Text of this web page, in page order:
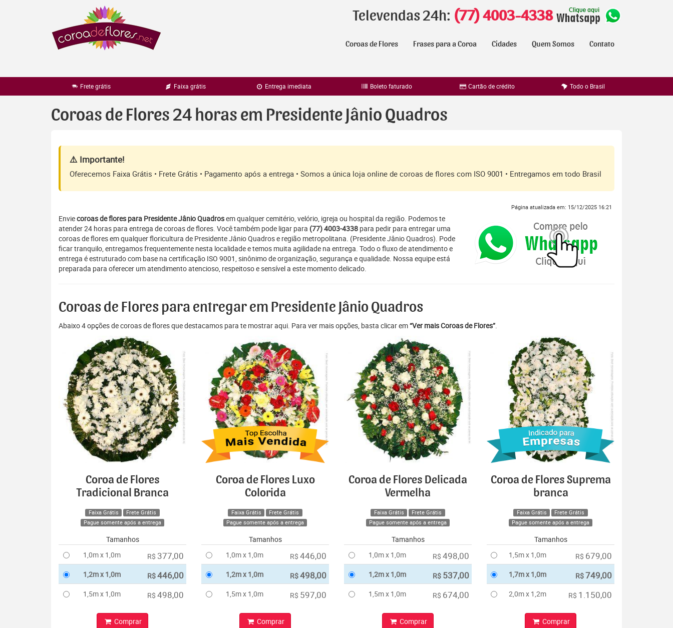
Televendas 24h: (77) 4003-4338
Coroas de Flores Frases para a Coroa Cidades Quem Somos Contato
Frete grátis Faixa grátis Entrega imediata Boleto faturado Cartão de crédito Todo o Brasil
Coroas de Flores 24 horas em Presidente Jânio Quadros
⚠️ Importante!
Oferecemos Faixa Grátis • Frete Grátis • Pagamento após a entrega • Somos a única loja online de coroas de flores com ISO 9001 • Entregamos em todo Brasil
Página atualizada em: 15/12/2025 16:21
Enviecoroas de flores para Presidente Jânio Quadrosem qualquer cemitério, velório, igreja ou hospital da região. Podemos te
atender 24 horas para entrega de coroas de flores. Você também pode ligar para (77) 4003-4338 para pedir para entregar uma
coroas de flores em qualquer floricultura de Presidente Jânio Quadros e região metropolitana. (Presidente Jânio Quadros). Pode
ficar tranquilo, entregamos frequentemente nesta localidade e temos muita agilidade na entrega. Todo o fluxo de atendimento e
entrega é estruturado com base na certificação ISO 9001, sinônimo de organização, segurança e qualidade. Nossa equipe está
preparada para oferecer um atendimento atencioso, respeitoso e sensível a este momento delicado.
Coroas de Flores para entregar em Presidente Jânio Quadros
Abaixo 4 opções de coroas de flores que destacamos para te mostrar aqui. Para ver mais opções, basta clicar em“Ver mais Coroas de Flores”.
Coroa de Flores
Tradicional Branca
Faixa Grátis
Frete Grátis
Pague somente após a entrega
Tamanhos
1,0m x 1,0m
R$ 377,00
1,2m x 1,0m R$446,00
1,5m x 1,0m R$ 498,00
Comprar
Coroa de Flores Luxo
Colorida
Faixa Grátis
Frete Grátis
Pague somente após a entrega
Tamanhos
1,0m x 1,0m
R$ 446,00
1,2m x 1,0m R$498,00
1,5m x 1,0m R$ 597,00
Comprar
Coroa de Flores Delicada
Vermelha
Faixa Grátis
Frete Grátis
Pague somente após a entrega
Tamanhos
1,0m x 1,0m
R$ 498,00
1,2m x 1,0m R$ 537,00
1,5m x 1,0m R$ 674,00
Comprar
Coroa de Flores Suprema
branca
Faixa Grátis
Frete Grátis
Pague somente após a entrega
Tamanhos
1,5m x 1,0m
R$ 679,00
1,7m x 1,0m R$749,00
2,0m x 1,2m R$ 1.150,00
Comprar